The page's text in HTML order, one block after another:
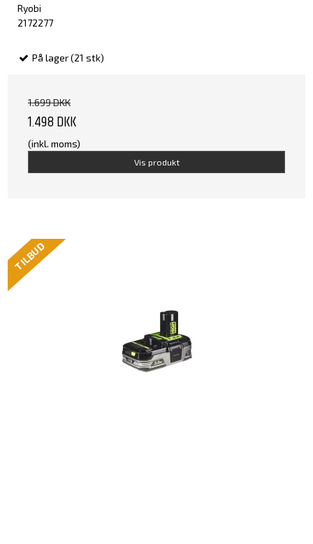
Ryobi
2172277
På lager (21 stk)
1.699 DKK
1.498 DKK
(inkl. moms)
Vis produkt
TILBUD